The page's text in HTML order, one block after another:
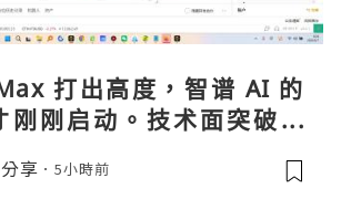
打出高度，智谱 AI 的
刚刚启动。技术面突破在
辑硬朗，目标先看 170，
巨头上市潮来临前享受泡
享 5小時前